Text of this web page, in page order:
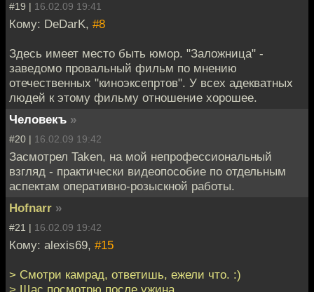
#19 | 16.02.09 19:41
Кому: DeDarK, #8
Здесь имеет место быть юмор. "Заложница" -
заведомо провальный фильм по мнению
отечественных "киноэксепртов". У всех адекватных
людей к этому фильму отношение хорошее.
Человекъ »
#20 | 16.02.09 19:42
Засмотрел Taken, на мой непрофессиональный
взгляд - практически видеопособие по отдельным
аспектам оперативно-розыскной работы.
Hofnarr »
#21 | 16.02.09 19:42
Кому: alexis69, #15
> Смотри камрад, ответишь, ежели что. :)